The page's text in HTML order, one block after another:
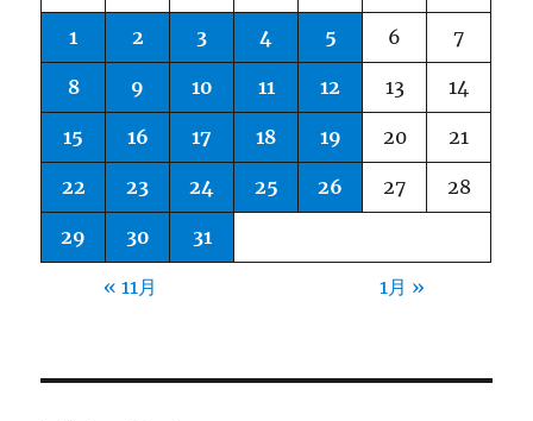
1 2 3 4 5 6 7
8 9 10 11 12 13 14
15 16 17 18 19 20 21
22 23 24 25 26 27 28
29 30 31
« 11月 1月 »